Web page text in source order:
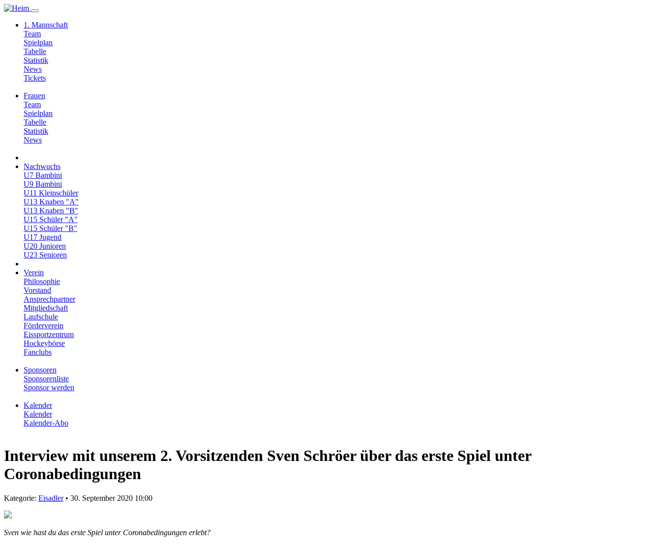
1. Mannschaft
Team
Spielplan
Tabelle
Statistik
News
Tickets
Frauen
Team
Spielplan
Tabelle
Statistik
News
Nachwuchs
U7 Bambini
U9 Bambini
U11 Kleinschüler
U13 Knaben "A"
U13 Knaben "B"
U15 Schüler "A"
U15 Schüler "B"
U17 Jugend
U20 Junioren
U23 Senioren
Verein
Philosophie
Vorstand
Ansprechpartner
Mitgliedschaft
Laufschule
Förderverein
Eissportzentrum
Hockeybörse
Fanclubs
Sponsoren
Sponsorenliste
Sponsor werden
Kalender
Kalender
Kalender-Abo
Interview mit unserem 2. Vorsitzenden Sven Schröer über das erste Spiel unter
Coronabedingungen
Kategorie: Eisadler• 30. September 2020 10:00
Sven wie hast du das erste Spiel unter Coronabedingungen erlebt?